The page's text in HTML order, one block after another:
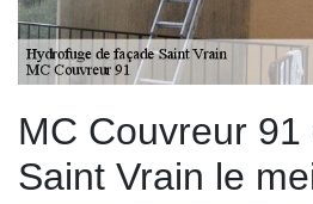
MC Couvreur 91
Saint Vrain le